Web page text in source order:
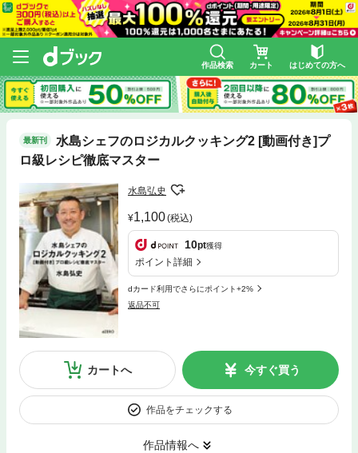
作品検索 カート はじめての方へ
最新刊
水島シェフのロジカルクッキング2 [動画付き]プ
ロ級レシピ徹底マスター
水島弘史
1,100(税込)
10pt獲得
ポイント詳細
dカード利用でさらにポイント+2%
返品不可
カートへ 今すぐ買う
作品をチェックする
作品情報へ